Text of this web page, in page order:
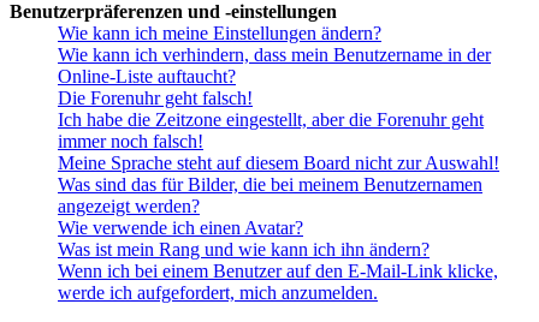
Benutzerpräferenzen und -einstellungen
Wie kann ich meine Einstellungen ändern?
Wie kann ich verhindern, dass mein Benutzername in der
Online-Liste auftaucht?
Die Forenuhr geht falsch!
Ich habe die Zeitzone eingestellt, aber die Forenuhr geht
immer noch falsch!
Meine Sprache steht auf diesem Board nicht zur Auswahl!
Was sind das für Bilder, die bei meinem Benutzernamen
angezeigt werden?
Wie verwende ich einen Avatar?
Was ist mein Rang und wie kann ich ihn ändern?
Wenn ich bei einem Benutzer auf den E-Mail-Link klicke,
werde ich aufgefordert, mich anzumelden.